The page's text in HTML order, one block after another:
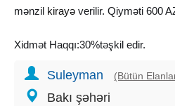
mənzil kirayə verilir. Qiyməti 600
Xidmət Haqqı:30%təşkil edir.
Suleyman (Bütün
Bakı şəhəri